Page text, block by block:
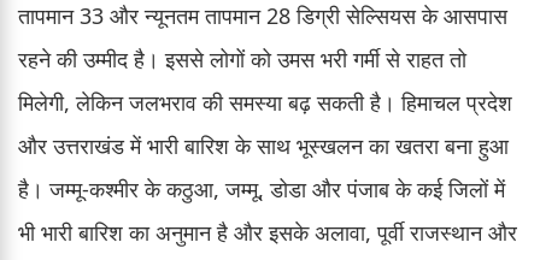
तापमान 33 और न्यूनतम तापमान 28 डिग्री सेल्सियस के आसपास
रहने की उम्मीद है। इससे लोगों को उमस भरी गर्मी से राहत तो
मिलेगी, लेकिन जलभराव की समस्या बढ़ सकती है। हिमाचल प्रदेश
और उत्तराखंड में भारी बारिश के साथ भूस्खलन का खतरा बना हुआ
है। जम्मू-कश्मीर के कठुआ, जम्मू, डोडा और पंजाब के कई जिलों में
भी भारी बारिश का अनुमान है और इसके अलावा, पूर्वी राजस्थान और